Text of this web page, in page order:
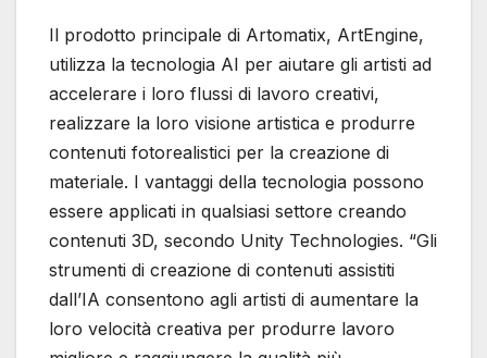
Il prodotto principale di Artomatix, ArtEngine,
utilizza la tecnologia AI per aiutare gli artisti ad
accelerare i loro flussi di lavoro creativi,
realizzare la loro visione artistica e produrre
contenuti fotorealistici per la creazione di
materiale. I vantaggi della tecnologia possono
essere applicati in qualsiasi settore creando
contenuti 3D, secondo Unity Technologies. “Gli
strumenti di creazione di contenuti assistiti
dall’IA consentono agli artisti di aumentare la
loro velocità creativa per produrre lavoro